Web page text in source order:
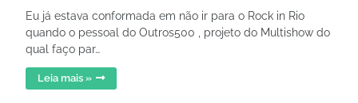
Eu já estava conformada em não ir para o Rock in Rio
quando o pessoal do Outros500 , projeto do Multishow do
qual faço par…
Leia mais »